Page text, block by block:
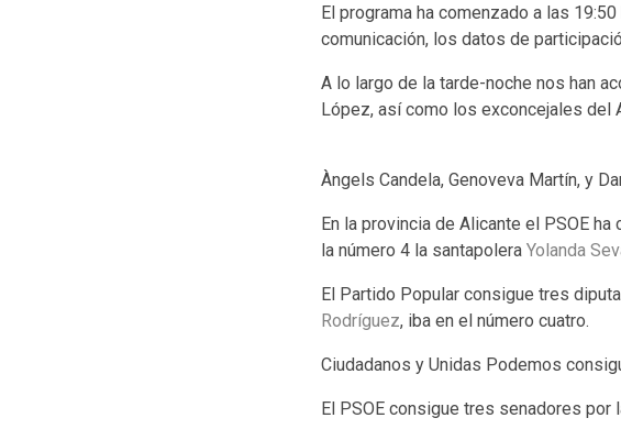
El programa ha comenzado a las
comunicación, los datos de
A lo largo de la tarde-noche nos han
López, así como los exconcejales del
Àngels Candela, Genoveva Martín, y
En la provincia de Alicante el PSOE
la número 4 la santapolera Yolanda
El Partido Popular consigue tres
Rodríguez, iba en el número cuatro.
Ciudadanos y Unidas Podemos
El PSOE consigue tres senadores